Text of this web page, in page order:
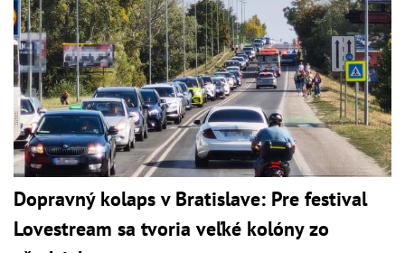
Dopravný kolaps v Bratislave: Pre festival
Lovestream sa tvoria veľké kolóny zo